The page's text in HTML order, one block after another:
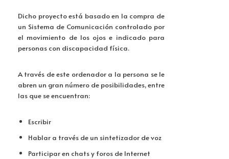
p
Dicho proyecto está basado en la compra de
un Sistema de Comunicación controlado por
el movimiento de los ojos e indicado para
personas con discapacidad física.
A través de este ordenador a la persona se le
abren un gran número de posibilidades, entre
las que se encuentran:
Escribir
Hablar a través de un sintetizador de voz
Participar en chats y foros de Internet